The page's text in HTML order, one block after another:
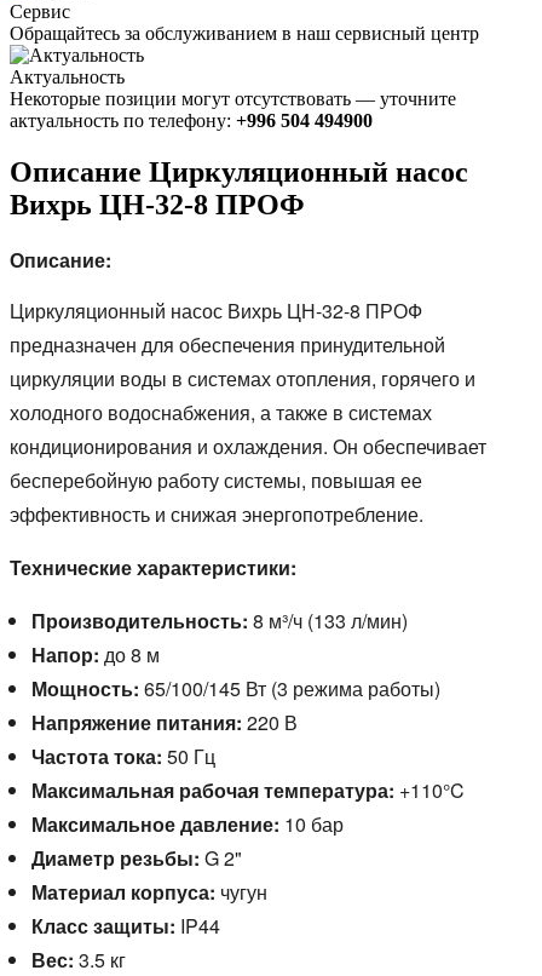
Сервис
Обращайтесь за обслуживанием в наш сервисный центр
Актуальность
Некоторые позиции могут отсутствовать — уточните
актуальность по телефону: +996 504 494900
Описание Циркуляционный насос
Вихрь ЦН-32-8 ПРОФ
Описание:
Циркуляционный насос Вихрь ЦН-32-8 ПРОФ
предназначен для обеспечения принудительной
циркуляции воды в системах отопления, горячего и
холодного водоснабжения, а также в системах
кондиционирования и охлаждения. Он обеспечивает
бесперебойную работу системы, повышая ее
эффективность и снижая энергопотребление.
Технические характеристики:
Производительность: 8 м³/ч (133 л/мин)
Напор: до 8 м
Мощность: 65/100/145 Вт (3 режима работы)
Напряжение питания: 220 В
Частота тока: 50 Гц
Максимальная рабочая температура: +110°C
Максимальное давление: 10 бар
Диаметр резьбы: G 2"
Материал корпуса: чугун
Класс защиты: IP44
Вес: 3.5 кг